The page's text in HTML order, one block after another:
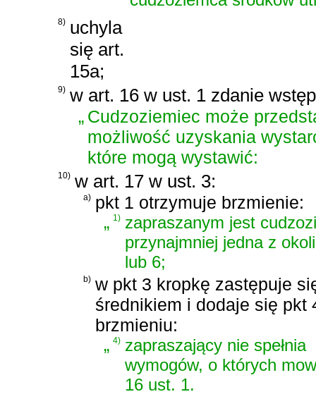
8) uchyla
się art.
15a;
9) w art. 16 w ust. 1 zdanie
„Cudzoziemiec może
możliwość uzyskania
które mogą wystawić:
10) w art. 17 w ust. 3:
a) pkt 1 otrzymuje brzmienie:
„1) zapraszanym jest
przynajmniej jedna z
lub 6;
b) w pkt 3 kropkę zastępuje
średnikiem i dodaje się pkt
brzmieniu:
„4) zapraszający nie spełnia
wymogów, o których
16 ust. 1.